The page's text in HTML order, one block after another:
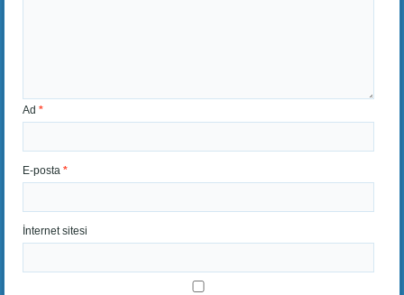
Ad*
E-posta*
İnternet sitesi